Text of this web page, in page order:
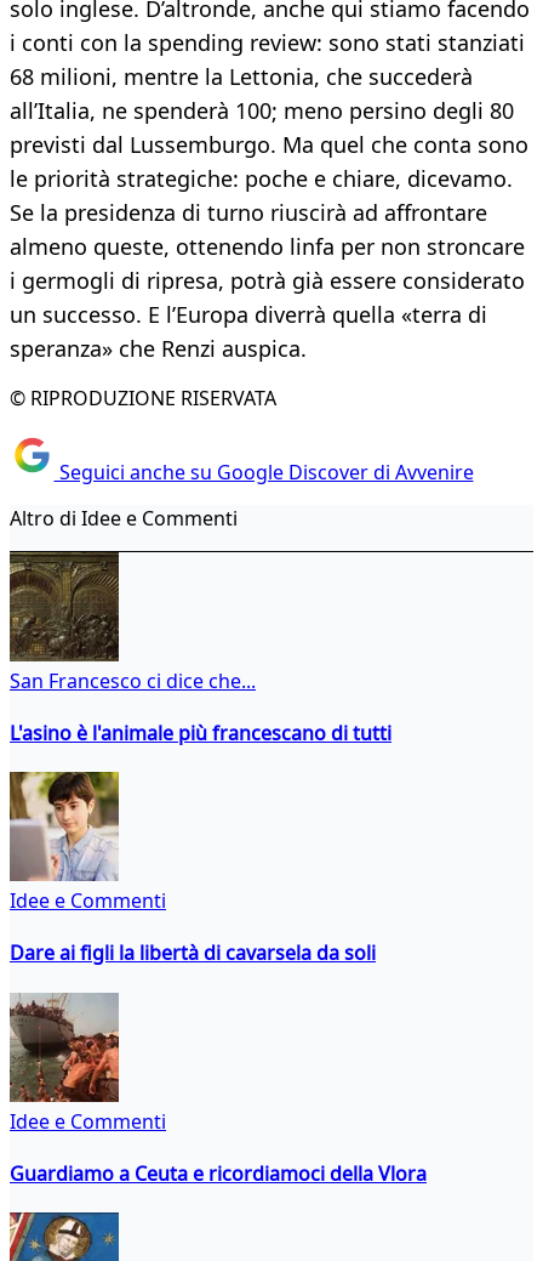
solo inglese. D’altronde, anche qui stiamo facendo
i conti con la spending review: sono stati stanziati
68 milioni, mentre la Lettonia, che succederà
all’Italia, ne spenderà 100; meno persino degli 80
previsti dal Lussemburgo. Ma quel che conta sono
le priorità strategiche: poche e chiare, dicevamo.
Se la presidenza di turno riuscirà ad affrontare
almeno queste, ottenendo linfa per non stroncare
i germogli di ripresa, potrà già essere considerato
un successo. E l’Europa diverrà quella «terra di
speranza» che Renzi auspica.
© RIPRODUZIONE RISERVATA
Seguici anche su Google Discover di Avvenire
Altro di Idee e Commenti
San Francesco ci dice che...
L'asino è l'animale più francescano di tutti
Idee e Commenti
Dare ai figli la libertà di cavarsela da soli
Idee e Commenti
Guardiamo a Ceuta e ricordiamoci della Vlora